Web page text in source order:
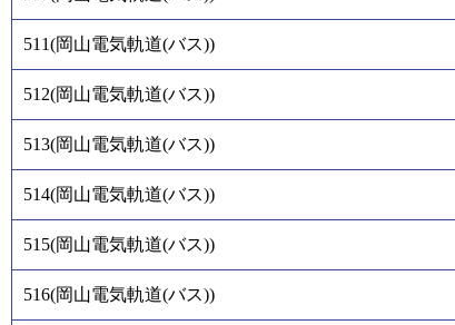
511(岡山電気軌道(バス))
512(岡山電気軌道(バス))
513(岡山電気軌道(バス))
514(岡山電気軌道(バス))
515(岡山電気軌道(バス))
516(岡山電気軌道(バス))